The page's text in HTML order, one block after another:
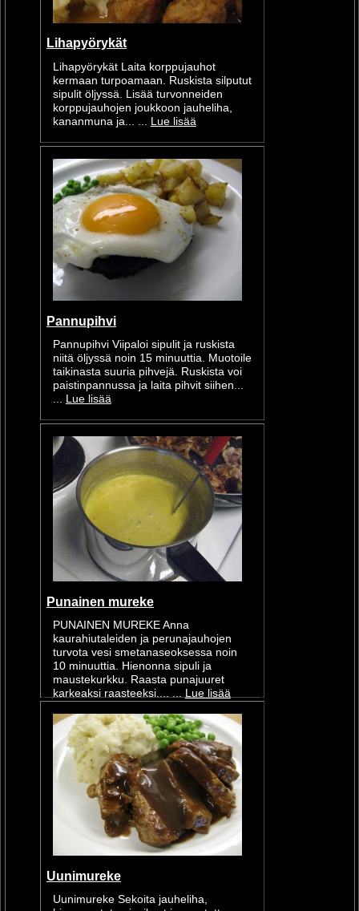
Lihapyörykät
Lihapyörykät Laita korppujauhot
kermaan turpoamaan. Ruskista silputut
sipulit öljyssä. Lisää turvonneiden
korppujauhojen joukkoon jauheliha,
kananmuna ja... ... Lue lisää
Pannupihvi
Pannupihvi Viipaloi sipulit ja ruskista
niitä öljyssä noin 15 minuuttia. Muotoile
taikinasta suuria pihvejä. Ruskista voi
paistinpannussa ja laita pihvit siihen...
... Lue lisää
Punainen mureke
PUNAINEN MUREKE Anna
kaurahiutaleiden ja perunajauhojen
turvota vesi smetanaseoksessa noin
10 minuuttia. Hienonna sipuli ja
maustekurkku. Raasta punajuuret
karkeaksi raasteeksi.... ... Lue lisää
Uunimureke
Uunimureke Sekoita jauheliha,